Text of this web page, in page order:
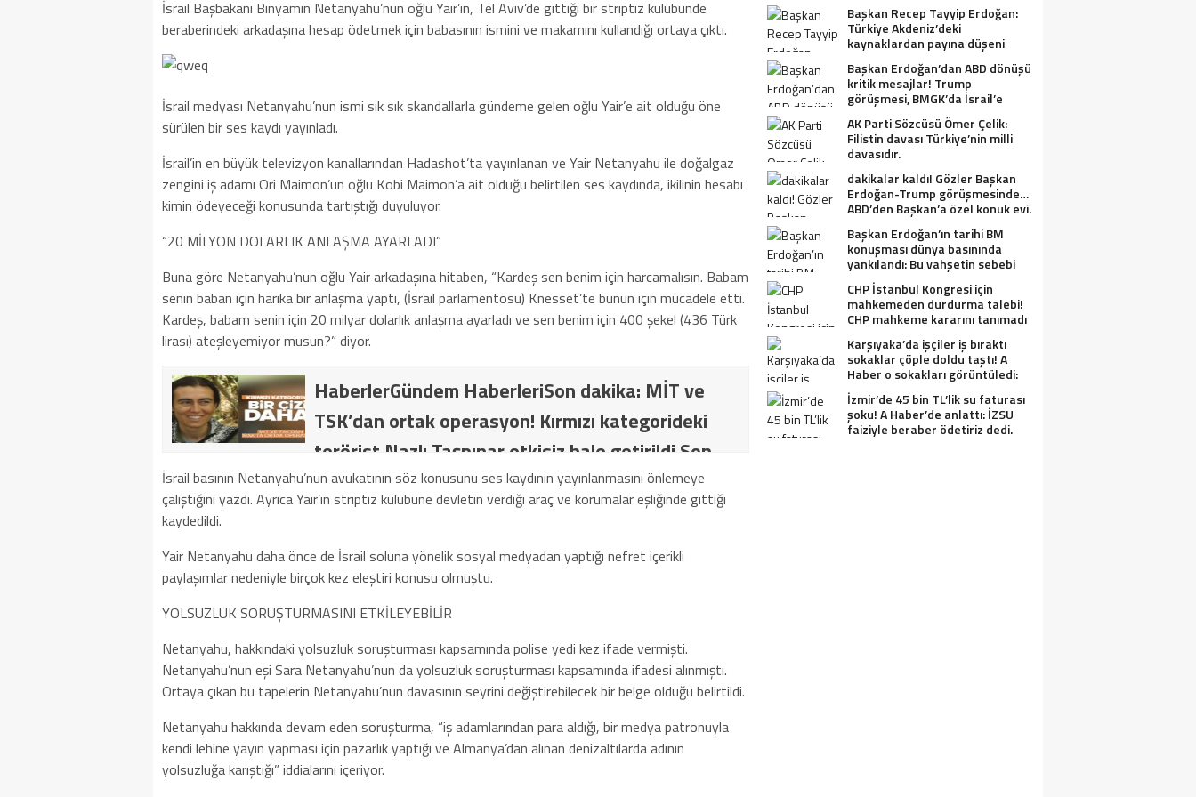
İsrail Başbakanı Binyamin Netanyahu’nun oğlu Yair’in, Tel Aviv’de gittiği bir striptiz kulübünde
beraberindeki arkadaşına hesap ödetmek için babasının ismini ve makamını kullandığı ortaya çıktı.
İsrail medyası Netanyahu’nun ismi sık sık skandallarla gündeme gelen oğlu Yair’e ait olduğu öne
sürülen bir ses kaydı yayınladı.
İsrail’in en büyük televizyon kanallarından Hadashot’ta yayınlanan ve Yair Netanyahu ile doğalgaz
zengini iş adamı Ori Maimon’un oğlu Kobi Maimon’a ait olduğu belirtilen ses kaydında, ikilinin hesabı
kimin ödeyeceği konusunda tartıştığı duyuluyor.
“20 MİLYON DOLARLIK ANLAŞMA AYARLADI”
Buna göre Netanyahu’nun oğlu Yair arkadaşına hitaben, “Kardeş sen benim için harcamalısın. Babam
senin baban için harika bir anlaşma yaptı, (İsrail parlamentosu) Knesset’te bunun için mücadele etti.
Kardeş, babam senin için 20 milyar dolarlık anlaşma ayarladı ve sen benim için 400 şekel (436 Türk
lirası) ateşleyemiyor musun?” diyor.
HaberlerGündem HaberleriSon dakika: MİT ve
TSK’dan ortak operasyon! Kırmızı kategorideki
terörist Nazlı Taşpınar etkisiz hale getirildi Son
dakika: MİT ve TSK’dan ortak operasyon! Kırmızı
kategorideki terörist Nazlı Taşpınar etkisiz hale
getirildi .
İsrail basının Netanyahu’nun avukatının söz konusunu ses kaydının yayınlanmasını önlemeye
çalıştığını yazdı. Ayrıca Yair’in striptiz kulübüne devletin verdiği araç ve korumalar eşliğinde gittiği
kaydedildi.
Yair Netanyahu daha önce de İsrail soluna yönelik sosyal medyadan yaptığı nefret içerikli
paylaşımlar nedeniyle birçok kez eleştiri konusu olmuştu.
YOLSUZLUK SORUŞTURMASINI ETKİLEYEBİLİR
Netanyahu, hakkındaki yolsuzluk soruşturması kapsamında polise yedi kez ifade vermişti.
Netanyahu’nun eşi Sara Netanyahu’nun da yolsuzluk soruşturması kapsamında ifadesi alınmıştı.
Ortaya çıkan bu tapelerin Netanyahu’nun davasının seyrini değiştirebilecek bir belge olduğu belirtildi.
Netanyahu hakkında devam eden soruşturma, “iş adamlarından para aldığı, bir medya patronuyla
kendi lehine yayın yapması için pazarlık yaptığı ve Almanya’dan alınan denizaltılarda adının
yolsuzluğa karıştığı” iddialarını içeriyor.
Başkan Recep Tayyip Erdoğan:
Türkiye Akdeniz’deki
kaynaklardan payına düşeni
Başkan Erdoğan’dan ABD dönüşü
kritik mesajlar! Trump
görüşmesi, BMGK’da İsrail’e
tepkiler, Gazze ve Filistin
meselesi….
AK Parti Sözcüsü Ömer Çelik:
Filistin davası Türkiye’nin milli
davasıdır.
dakikalar kaldı! Gözler Başkan
Erdoğan-Trump görüşmesinde…
ABD’den Başkan’a özel konuk evi.
Başkan Erdoğan’ın tarihi BM
konuşması dünya basınında
yankılandı: Bu vahşetin sebebi
olabilir mi?
CHP İstanbul Kongresi için
mahkemeden durdurma talebi!
CHP mahkeme kararını tanımadı
Karşıyaka’da işçiler iş bıraktı
sokaklar çöple doldu taştı! A
Haber o sokakları görüntüledi:
Fareler cirit atıyor
İzmir’de 45 bin TL’lik su faturası
şoku! A Haber’de anlattı: İZSU
faiziyle beraber ödetiriz dedi.